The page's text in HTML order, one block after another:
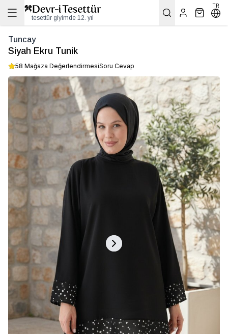
tesettür giyimde 12. yıl
TR
Tuncay
Siyah Ekru Tunik
58 Mağaza DeğerlendirmesiSoru Cevap